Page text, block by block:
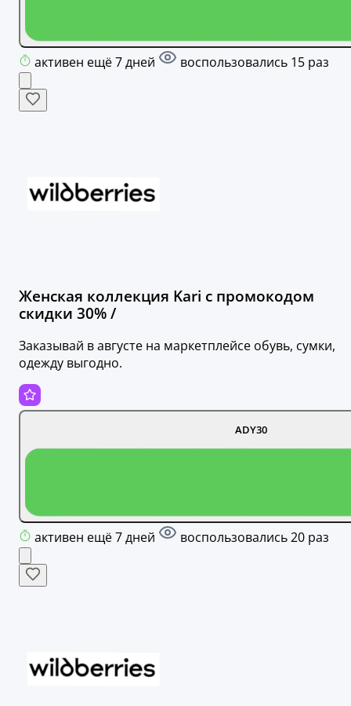
активен ещё 7 дней воспользовались 15 раз
Женская коллекция Kari с промокодом
скидки 30% /
Заказывай в августе на маркетплейсе обувь, сумки,
одежду выгодно.
ADY30
активен ещё 7 дней воспользовались 20 раз